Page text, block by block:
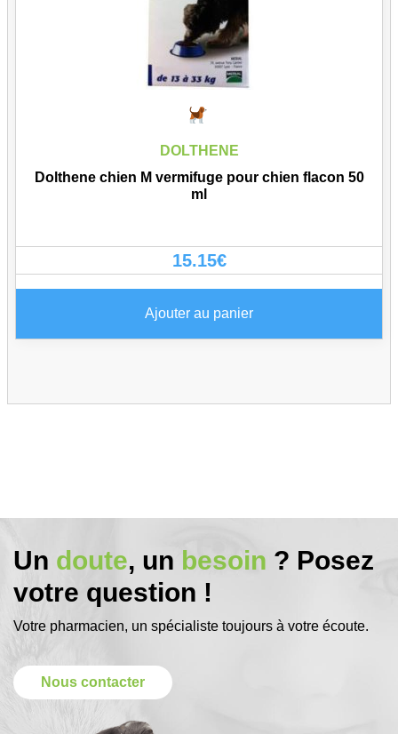
DOLTHENE
Dolthene chien M vermifuge pour chien flacon 50
ml
15.15€
Ajouter au panier
Un doute, un besoin ? Posez
votre question !
Votre pharmacien, un spécialiste toujours à votre écoute.
Nous contacter